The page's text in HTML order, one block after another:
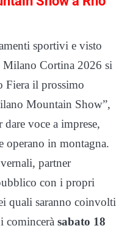
sportivi e visto
Cortina 2026 si
Fiera il prossimo
Mountain Show”,
voce a imprese,
operano in montagna.
partner
con i propri
quali saranno coinvolti
comincerà sabato 18